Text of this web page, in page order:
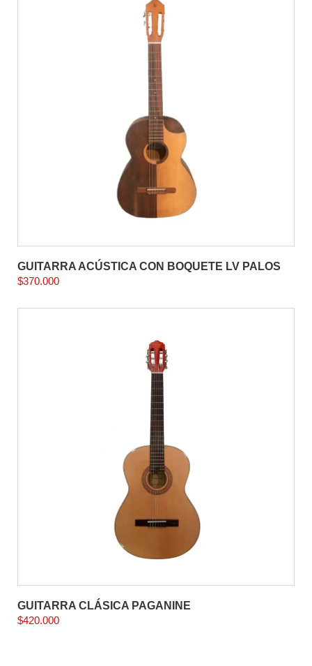
GUITARRA ACÚSTICA CON BOQUETE LV PALOS
$370.000
GUITARRA CLÁSICA PAGANINE
$420.000